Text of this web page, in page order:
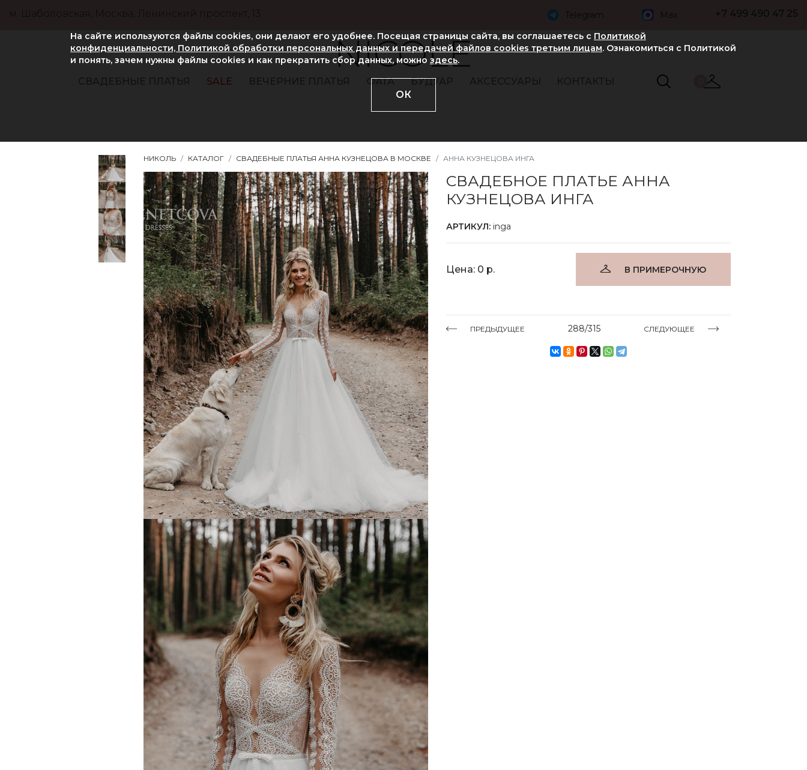
м. Шаболовская, Москва, Ленинский проспект, 13 Telegram Max +7 499 490 47 25
NICOLE
СВАДЕБНЫЕ ПЛАТЬЯ SALE ВЕЧЕРНИЕ ПЛАТЬЯ ФАТА БУДУАР АКСЕССУАРЫ КОНТАКТЫ
НИКОЛЬ КАТАЛОГ СВАДЕБНЫЕ ПЛАТЬЯ АННА КУЗНЕЦОВА В МОСКВЕ АННА КУЗНЕЦОВА ИНГА
СВАДЕБНОЕ ПЛАТЬЕ АННА
КУЗНЕЦОВА ИНГА
АРТИКУЛ: inga
Цена: 0 р. В ПРИМЕРОЧНУЮ
ПРЕДЫДУЩЕЕ 288/315 СЛЕДУЮЩЕЕ
На сайте используются файлы cookies, они делают его удобнее. Посещая страницы сайта, вы соглашаетесь с Политикой
конфиденциальности, Политикой обработки персональных данных и передачей файлов cookies третьим лицам. Ознакомиться с Политикой
и понять, зачем нужны файлы сookies и как прекратить сбор данных, можно здесь.
ОК